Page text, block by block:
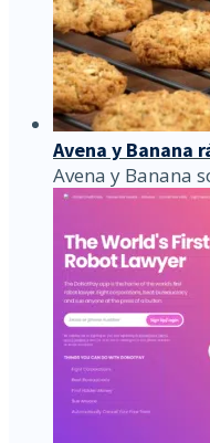
Avena y Banana
Avena y Banana